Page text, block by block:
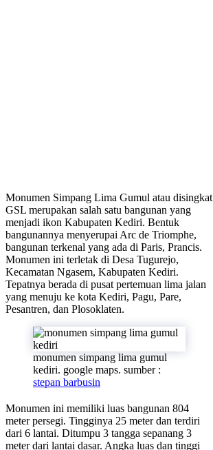
Monumen Simpang Lima Gumul atau disingkat
GSL merupakan salah satu bangunan yang
menjadi ikon Kabupaten Kediri. Bentuk
bangunannya menyerupai Arc de Triomphe,
bangunan terkenal yang ada di Paris, Prancis.
Monumen ini terletak di Desa Tugurejo,
Kecamatan Ngasem, Kabupaten Kediri.
Tepatnya berada di pusat pertemuan lima jalan
yang menuju ke kota Kediri, Pagu, Pare,
Pesantren, dan Plosoklaten.
monumen simpang lima gumul
kediri. google maps. sumber :
stepan barbusin
Monumen ini memiliki luas bangunan 804
meter persegi. Tingginya 25 meter dan terdiri
dari 6 lantai. Ditumpu 3 tangga sepanang 3
meter dari lantai dasar. Angka luas dan tinggi